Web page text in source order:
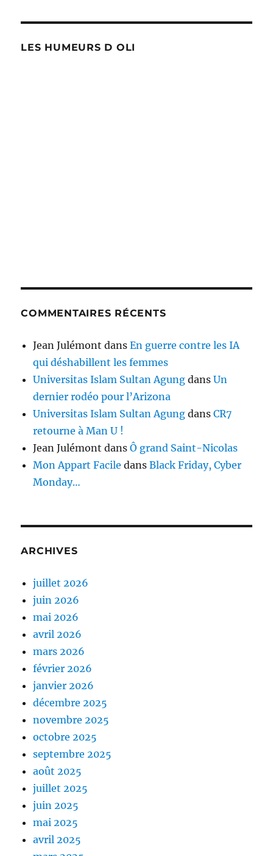
LES HUMEURS D OLI
COMMENTAIRES RÉCENTS
Jean Julémont dansEn guerre contre les IA
qui déshabillent les femmes
Universitas Islam Sultan Agung dansUn
dernier rodéo pour l’Arizona
Universitas Islam Sultan Agung dansCR7
retourne à Man U !
Jean Julémont dansÔ grand Saint-Nicolas
Mon Appart Facile dansBlack Friday, Cyber
Monday…
ARCHIVES
juillet 2026
juin 2026
mai 2026
avril 2026
mars 2026
février 2026
janvier 2026
décembre 2025
novembre 2025
octobre 2025
septembre 2025
août 2025
juillet 2025
juin 2025
mai 2025
avril 2025